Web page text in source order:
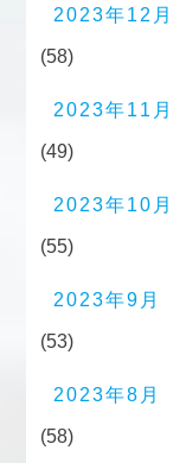
2023年12月
(58)
2023年11月
(49)
2023年10月
(55)
2023年9月
(53)
2023年8月
(58)